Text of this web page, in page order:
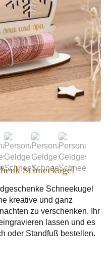
Schneekugel
Schneekugel
kreative und ganz
zu verschenken. Ihr
lassen und es
oder Standfuß bestellen.